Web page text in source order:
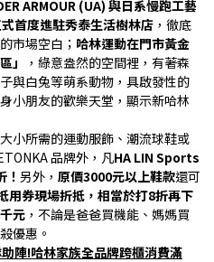
ARMOUR (UA) 與日系慢跑工藝
首度進駐秀泰生活樹林店 ，徹底
市場空白； 哈林運動在門市黃金
」
，綠意盎然的空間裡，有著森
與白兔等萌系動物，具啟發性的
小朋友的歡樂天堂，顯示新哈林
小所需的運動服飾、潮流球鞋或
品牌外，凡HA LIN Sports
！ 另外， 原價3000元以上鞋款還可
用券現場折抵，相當於打8折再下
元 ，不論是爸爸買機能、媽媽買
優惠。
陣!哈林家族全品牌跨櫃消費滿